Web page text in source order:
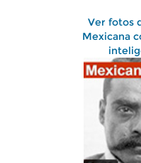
Ver fotos
Mexicana